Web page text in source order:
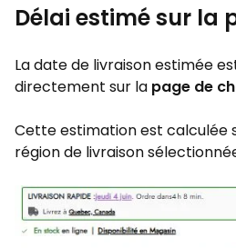
Délai estimé sur la
La date de livraison estimée
directement sur la page de
Cette estimation est calculée
région de livraison